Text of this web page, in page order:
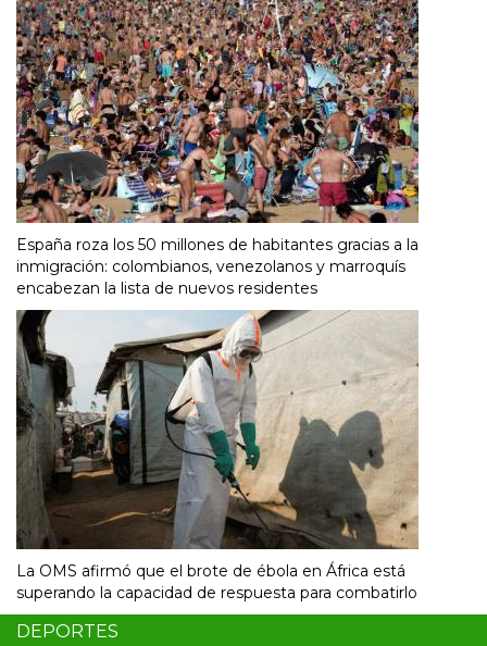
España roza los 50 millones de habitantes gracias a la
inmigración: colombianos, venezolanos y marroquís
encabezan la lista de nuevos residentes
La OMS afirmó que el brote de ébola en África está
superando la capacidad de respuesta para combatirlo
DEPORTES